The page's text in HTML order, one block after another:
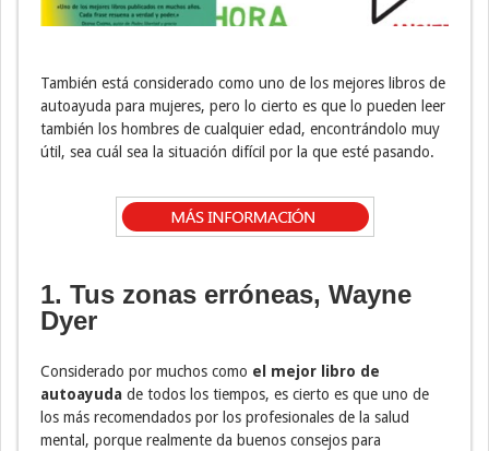
También está considerado como uno de los mejores libros de
autoayuda para mujeres, pero lo cierto es que lo pueden leer
también los hombres de cualquier edad, encontrándolo muy
útil, sea cuál sea la situación difícil por la que esté pasando.
1. Tus zonas erróneas, Wayne
Dyer
Considerado por muchos como el mejor libro de
autoayuda de todos los tiempos, es cierto es que uno de
los más recomendados por los profesionales de la salud
mental, porque realmente da buenos consejos para